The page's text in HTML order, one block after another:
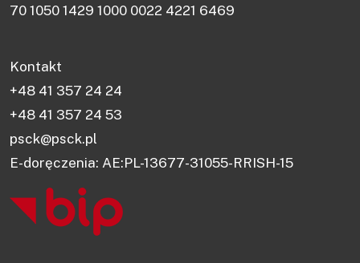
70 1050 1429 1000 0022 4221 6469
Kontakt
+48 41 357 24 24
+48 41 357 24 53
psck@psck.pl
E-doręczenia: AE:PL-13677-31055-RRISH-15